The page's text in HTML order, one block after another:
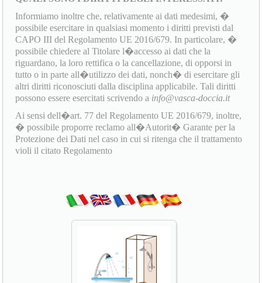
Informiamo inoltre che, relativamente ai dati medesimi, �
possibile esercitare in qualsiasi momento i diritti previsti dal
CAPO III del Regolamento UE 2016/679. In particolare, �
possibile chiedere al Titolare l�accesso ai dati che la
riguardano, la loro rettifica o la cancellazione, di opporsi in
tutto o in parte all�utilizzo dei dati, nonch� di esercitare gli
altri diritti riconosciuti dalla disciplina applicabile. Tali diritti
possono essere esercitati scrivendo a info@vasca-doccia.it
Ai sensi dell�art. 77 del Regolamento UE 2016/679, inoltre,
� possibile proporre reclamo all�Autorit� Garante per la
Protezione dei Dati nel caso in cui si ritenga che il trattamento
violi il citato Regolamento